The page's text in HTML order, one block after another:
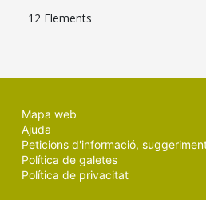
12 Elements
Mapa web
Ajuda
Peticions d'informació,
Política de galetes
Política de privacitat